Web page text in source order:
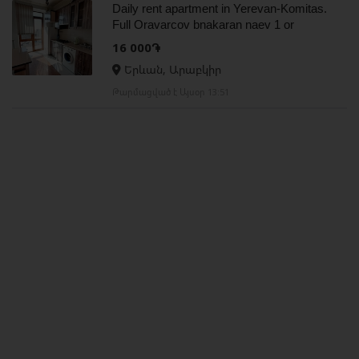
Daily rent apartment in Yerevan-Komitas.
Full Oravarcov bnakaran naev 1 or
16 000֏
Երևան, Արաբկիր